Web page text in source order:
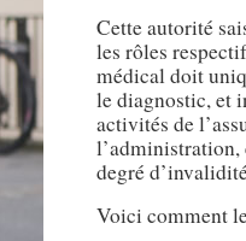
Cette autorité
les rôles
médical doit
le diagnostic, et
activités de
l’administration,
degré
Voici comment